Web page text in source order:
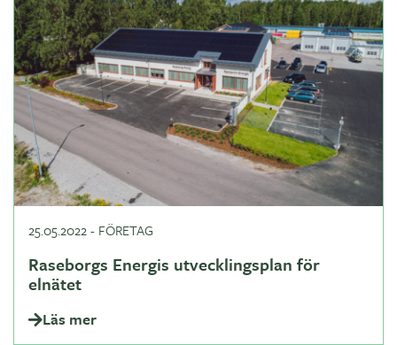
25.05.2022- FÖRETAG
Raseborgs Energis utvecklingsplan för
elnätet
Läs mer